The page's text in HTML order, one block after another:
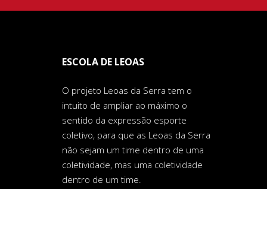
ESCOLA DE LEOAS
O projeto Leoas da Serra tem o
intuito de ampliar ao máximo o
sentido da expressão esporte
coletivo, para que as Leoas da Serra
não sejam um time dentro de uma
coletividade, mas uma coletividade
dentro de um time.